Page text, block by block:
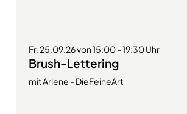
Fr, 25.09.26 von 15:00 - 19:30 Uhr
Brush-Lettering
mit Arlene - DieFeineArt